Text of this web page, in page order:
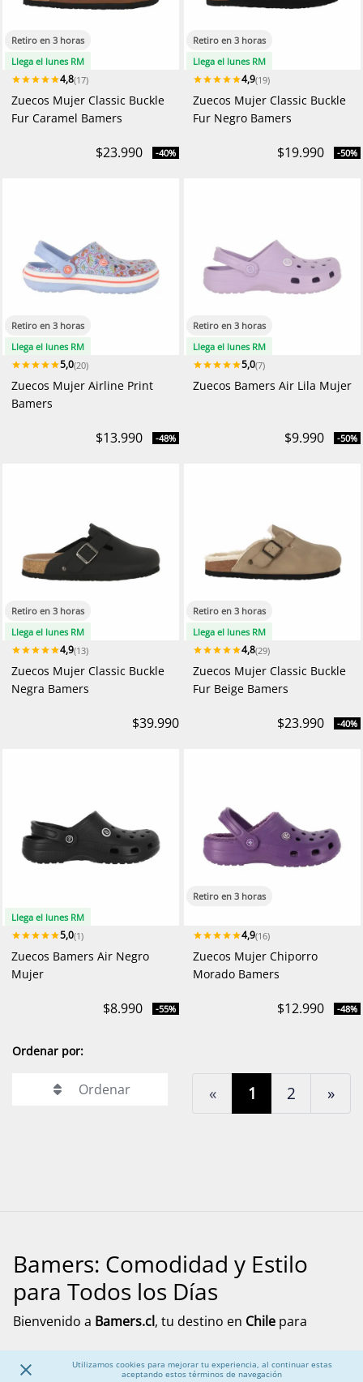
Utilizamos cookies para mejorar tu experiencia, al continuar estas
aceptando estos términos de navegación
Retiro en 3 horas
Llega el lunes RM
4,8(17)
Zuecos Mujer Classic Buckle
Fur Caramel Bamers
$23.990 -40%
Retiro en 3 horas
Llega el lunes RM
4,9(19)
Zuecos Mujer Classic Buckle
Fur Negro Bamers
$19.990 -50%
Retiro en 3 horas
Llega el lunes RM
5,0(20)
Zuecos Mujer Airline Print
Bamers
$13.990 -48%
Retiro en 3 horas
Llega el lunes RM
5,0(7)
Zuecos Bamers Air Lila Mujer
$9.990 -50%
Retiro en 3 horas
Llega el lunes RM
4,9(13)
Zuecos Mujer Classic Buckle
Negra Bamers
$39.990
Retiro en 3 horas
Llega el lunes RM
4,8(29)
Zuecos Mujer Classic Buckle
Fur Beige Bamers
$23.990 -40%
Llega el lunes RM
5,0(1)
Zuecos Bamers Air Negro
Mujer
$8.990 -55%
Retiro en 3 horas
4,9(16)
Zuecos Mujer Chiporro
Morado Bamers
$12.990 -48%
Ordenar por:
Ordenar « 1 2 »
Bamers: Comodidad y Estilo
para Todos los Días
Bienvenido a Bamers.cl, tu destino en Chile para
toda la familia. Aquí encontrarás modelos pensados